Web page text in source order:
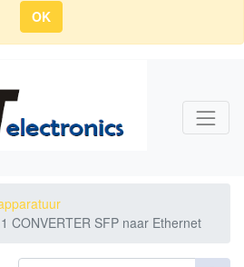
OK
CONVERTER SFP naar Ethernet